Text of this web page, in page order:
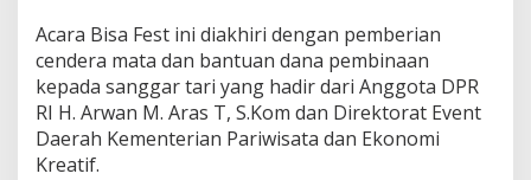
Acara Bisa Fest ini diakhiri dengan pemberian
cendera mata dan bantuan dana pembinaan
kepada sanggar tari yang hadir dari Anggota DPR
RI H. Arwan M. Aras T, S.Kom dan Direktorat Event
Daerah Kementerian Pariwisata dan Ekonomi
Kreatif.